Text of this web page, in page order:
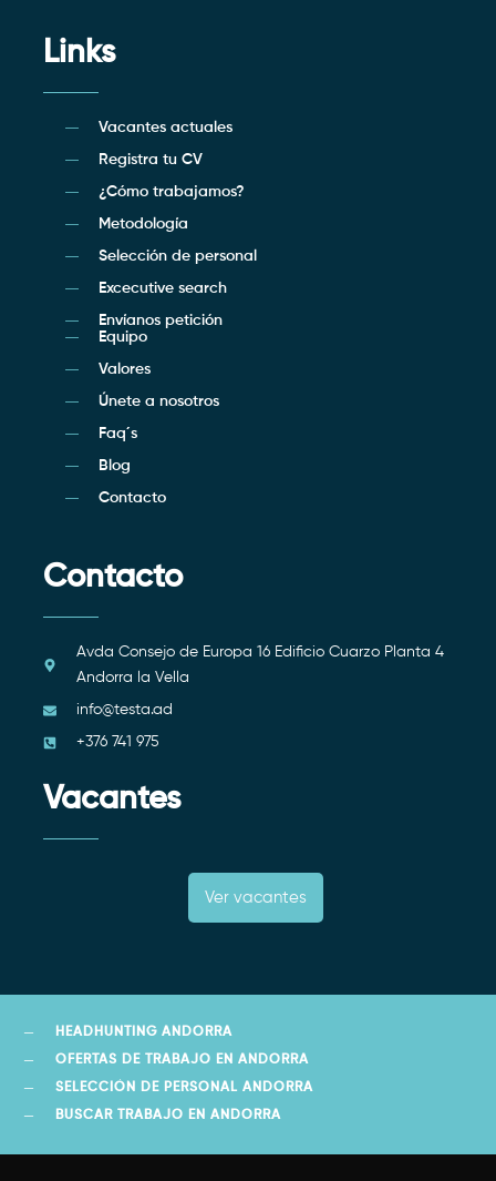
Links
Vacantes actuales
Registra tu CV
¿Cómo trabajamos?
Metodología
Selección de personal
Excecutive search
Envíanos petición
Equipo
Valores
Únete a nosotros
Faq´s
Blog
Contacto
Contacto
Avda Consejo de Europa 16 Edificio Cuarzo Planta 4
Andorra la Vella
info@testa.ad
+376 741 975
Vacantes
Ver vacantes
HEADHUNTING ANDORRA
OFERTAS DE TRABAJO EN ANDORRA
SELECCIÓN DE PERSONAL ANDORRA
BUSCAR TRABAJO EN ANDORRA